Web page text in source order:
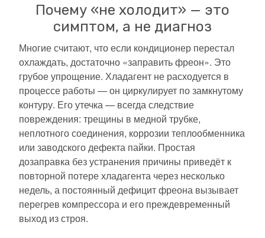
Почему «не холодит» — это
симптом, а не диагноз
Многие считают, что если кондиционер перестал
охлаждать, достаточно «заправить фреон». Это
грубое упрощение. Хладагент не расходуется в
процессе работы — он циркулирует по замкнутому
контуру. Его утечка — всегда следствие
повреждения: трещины в медной трубке,
неплотного соединения, коррозии теплообменника
или заводского дефекта пайки. Простая
дозаправка без устранения причины приведёт к
повторной потере хладагента через несколько
недель, а постоянный дефицит фреона вызывает
перегрев компрессора и его преждевременный
выход из строя.